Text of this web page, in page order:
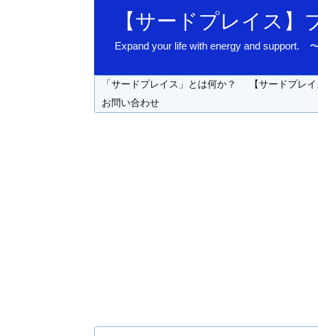
【サードプレイス
Expand your life with energy and support.
「サードプレイス」とは何か？ 【サードプレ
お問い合わせ